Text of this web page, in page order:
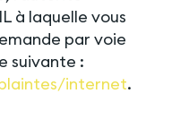
à laquelle vous
par voie
suivante :
internet.